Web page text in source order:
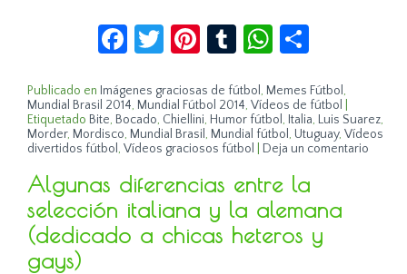
Facebook
Twitter
Pinterest
TumblrWhatsApp
Publicado en Imágenes graciosas de fútbol , Memes Fútbol ,
Mundial Brasil 2014, Mundial Fútbol 2014,Vídeos de fútbol
Etiquetado Bite, Bocado, Chiellini, Humor fútbol , Italia, Luis Suarez,
Morder, Mordisco, Mundial Brasil , Mundial fútbol , Utuguay,Vídeos
divertidos fútbol ,Vídeos graciosos fútbol Deja un comentario
Algunas diferencias entre la
selección italiana y la alemana
(dedicado a chicas heteros y
gays)